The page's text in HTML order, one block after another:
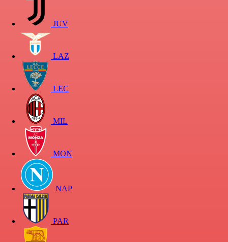
JUV
LAZ
LEC
MIL
MON
NAP
PAR